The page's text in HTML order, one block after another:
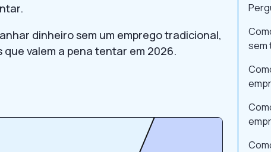
dinheiro sem um emprego tradicional,
valem a pena tentar em 2026.
sem